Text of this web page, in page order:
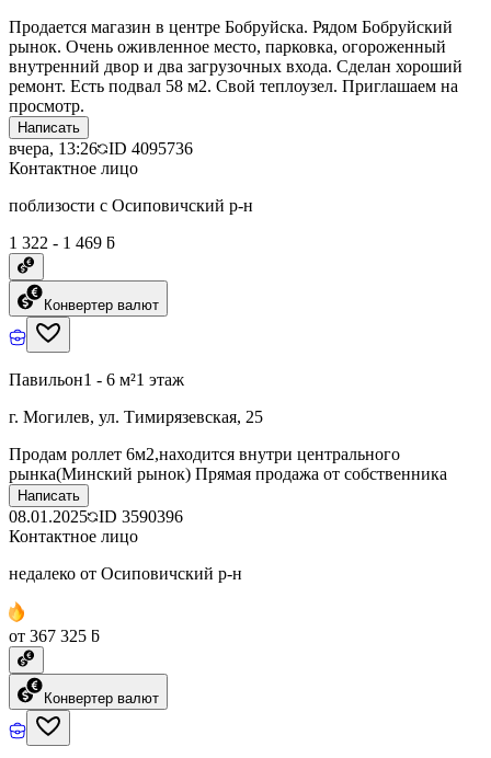
Продается магазин в центре Бобруйска. Рядом Бобруйский
рынок. Очень оживленное место, парковка, огороженный
внутренний двор и два загрузочных входа. Сделан хороший
ремонт. Есть подвал 58 м2. Свой теплоузел. Приглашаем на
просмотр.
Написать
вчера, 13:26 ID 4095736
Контактное лицо
поблизости с Осиповичский р-н
1 322 - 1 469 ƃ
Конвертер валют
Павильон1 - 6 м²1 этаж
г. Могилев, ул. Тимирязевская, 25
Продам роллет 6м2,находится внутри центрального
рынка(Минский рынок) Прямая продажа от собственника
Написать
08.01.2025 ID 3590396
Контактное лицо
недалеко от Осиповичский р-н
от 367 325 ƃ
Конвертер валют